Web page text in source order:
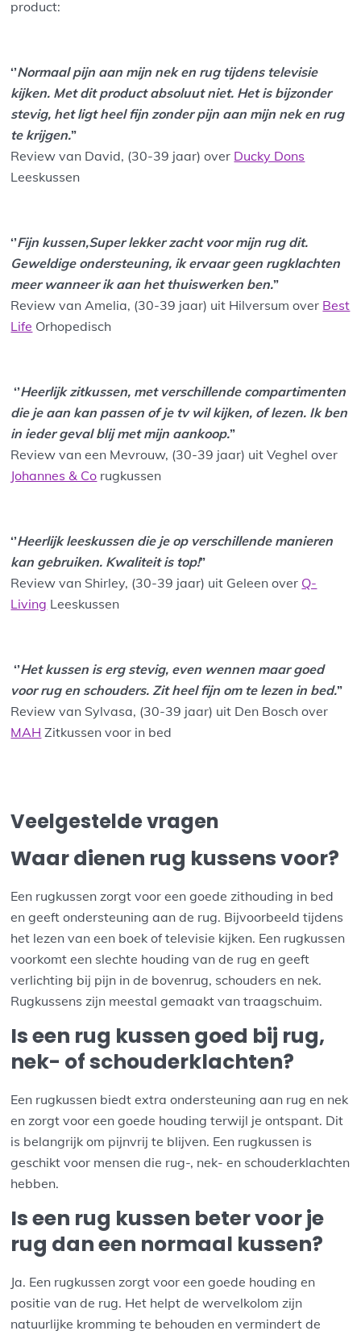
product:
‘’Normaal pijn aan mijn nek en rug tijdens televisie
kijken. Met dit product absoluut niet. Het is bijzonder
stevig, het ligt heel fijn zonder pijn aan mijn nek en rug
te krijgen.”
Review van David, (30-39 jaar) over Ducky Dons
Leeskussen
‘’Fijn kussen,Super lekker zacht voor mijn rug dit.
Geweldige ondersteuning, ik ervaar geen rugklachten
meer wanneer ik aan het thuiswerken ben.”
Review van Amelia, (30-39 jaar) uit Hilversum over Best
Life Orhopedisch
‘’Heerlijk zitkussen, met verschillende compartimenten
die je aan kan passen of je tv wil kijken, of lezen. Ik ben
in ieder geval blij met mijn aankoop.”
Review van een Mevrouw, (30-39 jaar) uit Veghel over
Johannes & Co rugkussen
‘’Heerlijk leeskussen die je op verschillende manieren
kan gebruiken. Kwaliteit is top!”
Review van Shirley, (30-39 jaar) uit Geleen over Q-
Living Leeskussen
‘’Het kussen is erg stevig, even wennen maar goed
voor rug en schouders. Zit heel fijn om te lezen in bed.”
Review van Sylvasa, (30-39 jaar) uit Den Bosch over
MAH Zitkussen voor in bed
Veelgestelde vragen
Waar dienen rug kussens voor?
Een rugkussen zorgt voor een goede zithouding in bed
en geeft ondersteuning aan de rug. Bijvoorbeeld tijdens
het lezen van een boek of televisie kijken. Een rugkussen
voorkomt een slechte houding van de rug en geeft
verlichting bij pijn in de bovenrug, schouders en nek.
Rugkussens zijn meestal gemaakt van traagschuim.
Is een rug kussen goed bij rug,
nek- of schouderklachten?
Een rugkussen biedt extra ondersteuning aan rug en nek
en zorgt voor een goede houding terwijl je ontspant. Dit
is belangrijk om pijnvrij te blijven. Een rugkussen is
geschikt voor mensen die rug-, nek- en schouderklachten
hebben.
Is een rug kussen beter voor je
rug dan een normaal kussen?
Ja. Een rugkussen zorgt voor een goede houding en
positie van de rug. Het helpt de ​​wervelkolom zijn
natuurlijke kromming te behouden en vermindert de